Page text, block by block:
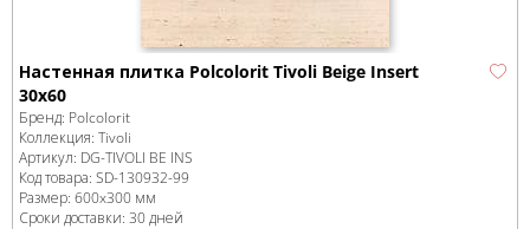
Настенная плитка Polcolorit Tivoli Beige Insert
30x60
Бренд: Polcolorit
Коллекция: Tivoli
Артикул: DG-TIVOLI BE INS
Код товара: SD-130932-99
Размер: 600x300 мм
Сроки доставки: 30 дней